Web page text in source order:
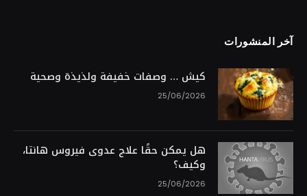
آخر المنشورات
كيش … وصفات خفيفة ولذيذة وصحية
25/06/2026
هل يمكن حقًا علاج عدوى فيروس هانتا،
وكيف؟
25/06/2026